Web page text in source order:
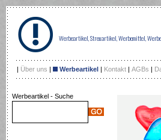
Werbeartikel, Streuartikel, Werbemittel,
| Über uns | Werbeartikel | Kontakt | AGBs |
Werbeartikel - Suche